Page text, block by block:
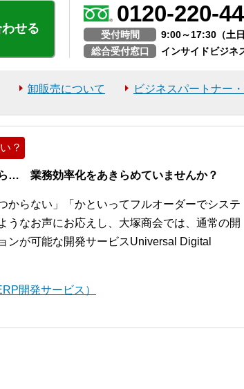
せる
0120-220-
受付時間
9:00～17:30（土
総合受付窓口
インサイドビジネ
卸販売について ビジネスパートナー
？
… 業務効率化をあきらめていませんか？
からない」「かといってフルオーダーでシステ
うなお声にお応えし、大塚商会では、通常の開
ンが可能な開発サービスUniversal Digital
開発サービス）